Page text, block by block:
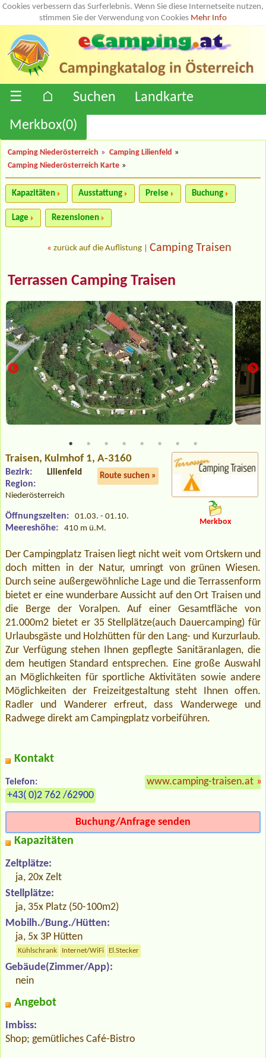
Cookies verbessern das Surferlebnis. Wenn Sie diese Internetseite nutzen,
stimmen Sie der Verwendung von Cookies Mehr Info
☰ ⌂ Suchen
Landkarte
Merkbox(0)
Camping Niederösterreich » Camping Lilienfeld
»
Camping Niederösterreich Karte »
Kapazitäten Ausstattung Preise Buchung
Lage Rezensionen
« zurück auf die Auflistung Camping Traisen
Terrassen Camping Traisen
Traisen, Kulmhof 1, A-3160
Route suchen »
Bezirk: Lilienfeld
Region:
Niederösterreich
Öffnungszeiten: 01.03. - 01.10.
Meereshöhe: 410 m ü.M.
Merkbox
Der Campingplatz Traisen liegt nicht weit vom Ortskern und
doch mitten in der Natur, umringt von grünen Wiesen.
Durch seine außergewöhnliche Lage und die Terrassenform
bietet er eine wunderbare Aussicht auf den Ort Traisen und
die Berge der Voralpen. Auf einer Gesamtfläche von
21.000m2 bietet er 35 Stellplätze(auch Dauercamping) für
Urlaubsgäste und Holzhütten für den Lang- und Kurzurlaub.
Zur Verfügung stehen Ihnen gepflegte Sanitäranlagen, die
dem heutigen Standard entsprechen. Eine große Auswahl
an Möglichkeiten für sportliche Aktivitäten sowie andere
Möglichkeiten der Freizeitgestaltung steht Ihnen offen.
Radler und Wanderer erfreut, dass Wanderwege und
Radwege direkt am Campingplatz vorbeiführen.
Kontakt
Telefon:
+43( 0)2 762 /62900
www.camping-traisen.at »
Buchung/Anfrage senden
Kapazitäten
Zeltplätze:
ja, 20x Zelt
Stellplätze:
ja, 35x Platz (50-100m2)
Mobilh./Bung./Hütten:
ja, 5x 3P Hütten
Kühlschrank Internet/WiFi El.Stecker
Gebäude(Zimmer/App):
nein
Angebot
Imbiss:
Shop; gemütliches Café-Bistro